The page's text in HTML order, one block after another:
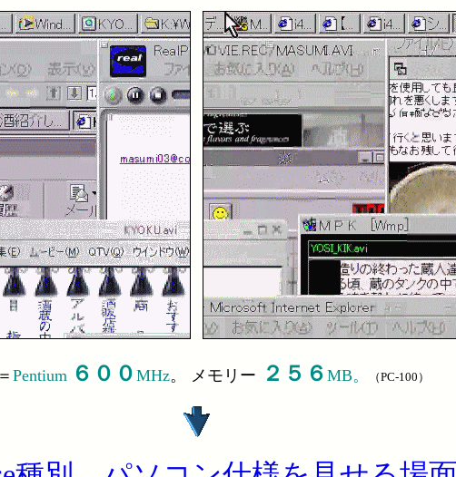
＝ Pentium ６００ MHz。 メモリー ２５６ MB。 （PC-100）